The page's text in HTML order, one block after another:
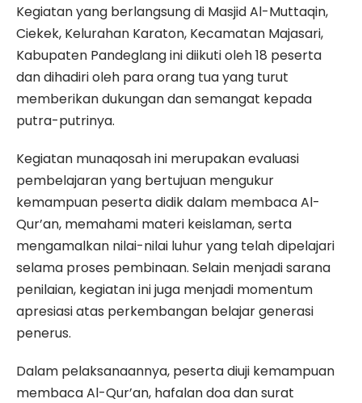
Kegiatan yang berlangsung di Masjid Al-Muttaqin,
Ciekek, Kelurahan Karaton, Kecamatan Majasari,
Kabupaten Pandeglang ini diikuti oleh 18 peserta
dan dihadiri oleh para orang tua yang turut
memberikan dukungan dan semangat kepada
putra-putrinya.
Kegiatan munaqosah ini merupakan evaluasi
pembelajaran yang bertujuan mengukur
kemampuan peserta didik dalam membaca Al-
Qur’an, memahami materi keislaman, serta
mengamalkan nilai-nilai luhur yang telah dipelajari
selama proses pembinaan. Selain menjadi sarana
penilaian, kegiatan ini juga menjadi momentum
apresiasi atas perkembangan belajar generasi
penerus.
Dalam pelaksanaannya, peserta diuji kemampuan
membaca Al-Qur’an, hafalan doa dan surat